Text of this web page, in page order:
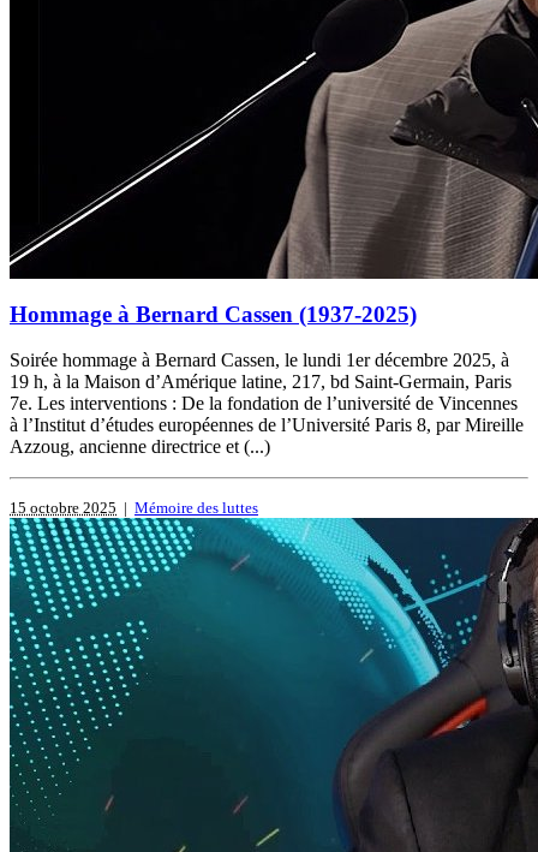
Hommage à Bernard Cassen (1937-2025)
Soirée hommage à Bernard Cassen, le lundi 1er décembre 2025, à
19 h, à la Maison d’Amérique latine, 217, bd Saint-Germain, Paris
7e. Les interventions : De la fondation de l’université de Vincennes
à l’Institut d’études européennes de l’Université Paris 8, par Mireille
Azzoug, ancienne directrice et (...)
15 octobre 2025 | Mémoire des luttes